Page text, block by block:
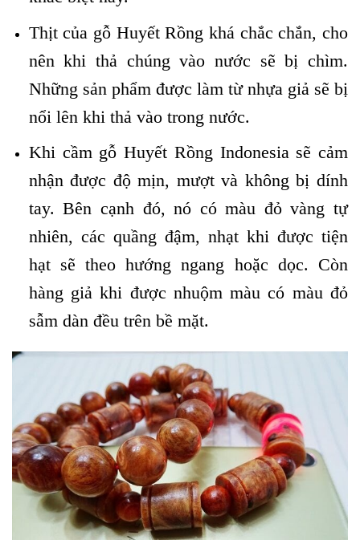
Thịt của gỗ Huyết Rồng khá chắc chắn, cho
nên khi thả chúng vào nước sẽ bị chìm.
Những sản phẩm được làm từ nhựa giả sẽ bị
nổi lên khi thả vào trong nước.
Khi cầm gỗ Huyết Rồng Indonesia sẽ cảm
nhận được độ mịn, mượt và không bị dính
tay. Bên cạnh đó, nó có màu đỏ vàng tự
nhiên, các quầng đậm, nhạt khi được tiện
hạt sẽ theo hướng ngang hoặc dọc. Còn
hàng giả khi được nhuộm màu có màu đỏ
sẫm dàn đều trên bề mặt.